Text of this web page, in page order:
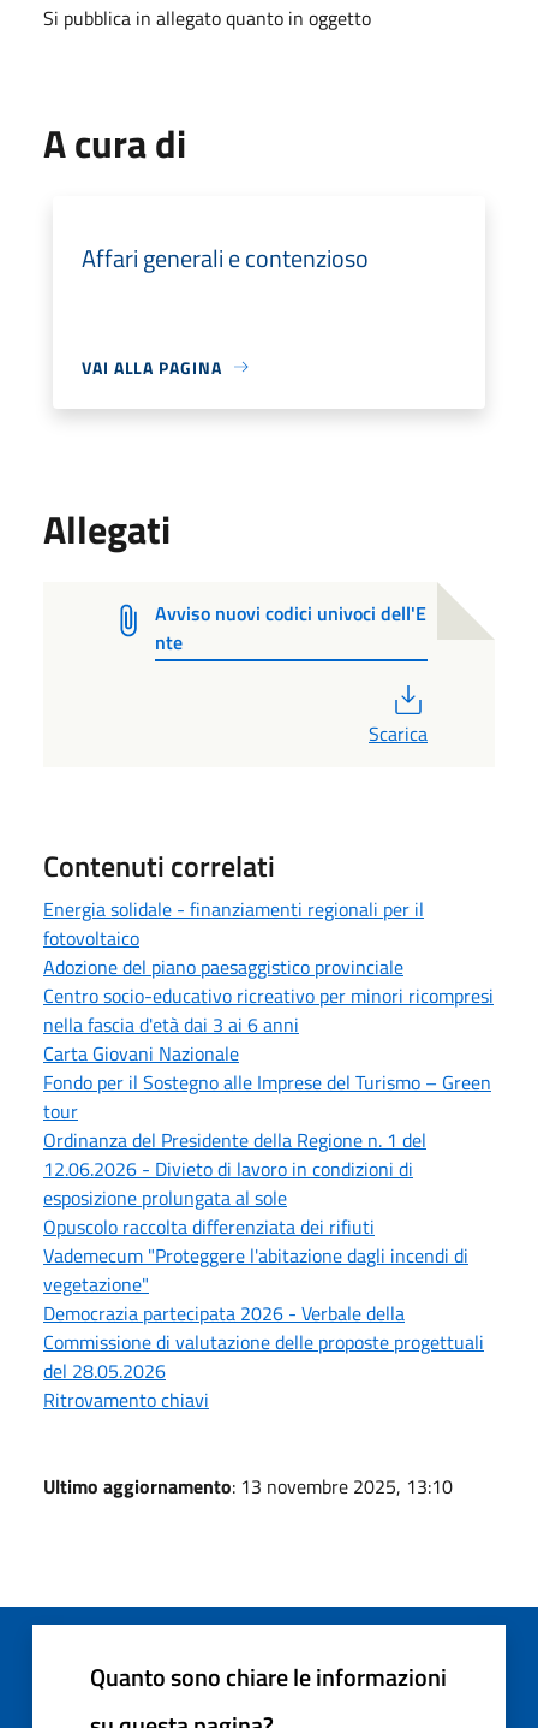
Si pubblica in allegato quanto in oggetto
A cura di
Affari generali e contenzioso
VAI ALLA PAGINA
Allegati
Avviso nuovi codici univoci dell'E
nte
Scarica
Contenuti correlati
Energia solidale - finanziamenti regionali per il
fotovoltaico
Adozione del piano paesaggistico provinciale
Centro socio-educativo ricreativo per minori ricompresi
nella fascia d'età dai 3 ai 6 anni
Carta Giovani Nazionale
Fondo per il Sostegno alle Imprese del Turismo – Green
tour
Ordinanza del Presidente della Regione n. 1 del
12.06.2026 - Divieto di lavoro in condizioni di
esposizione prolungata al sole
Opuscolo raccolta differenziata dei rifiuti
Vademecum "Proteggere l'abitazione dagli incendi di
vegetazione"
Democrazia partecipata 2026 - Verbale della
Commissione di valutazione delle proposte progettuali
del 28.05.2026
Ritrovamento chiavi
Ultimo aggiornamento: 13 novembre 2025, 13:10
Quanto sono chiare le informazioni